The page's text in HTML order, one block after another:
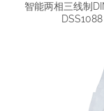
智能两相三线制
DSS1088